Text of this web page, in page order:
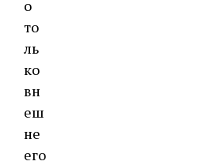
о
то
ль
ко
вн
еш
не
его